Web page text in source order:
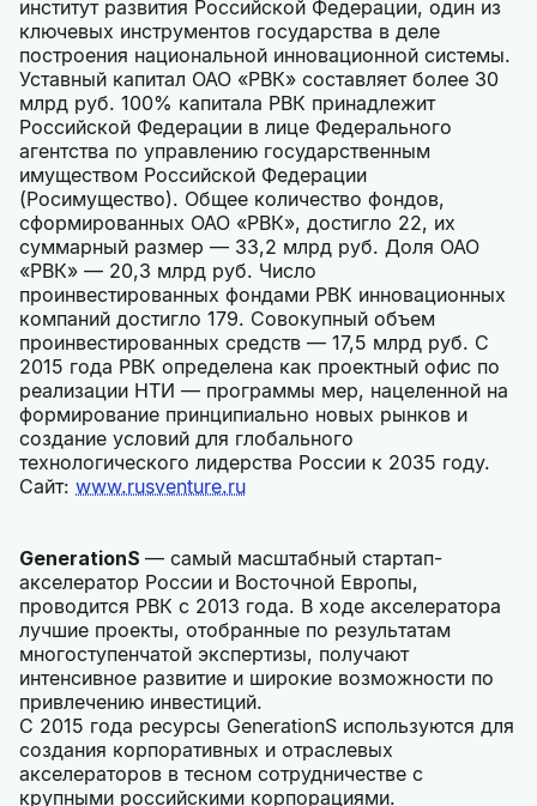
институт развития Российской Федерации, один из
ключевых инструментов государства в деле
построения национальной инновационной системы.
Уставный капитал ОАО «РВК» составляет более 30
млрд руб. 100% капитала РВК принадлежит
Российской Федерации в лице Федерального
агентства по управлению государственным
имуществом Российской Федерации
(Росимущество). Общее количество фондов,
сформированных ОАО «РВК», достигло 22, их
суммарный размер — 33,2 млрд руб. Доля ОАО
«РВК» — 20,3 млрд руб. Число
проинвестированных фондами РВК инновационных
компаний достигло 179. Совокупный объем
проинвестированных средств — 17,5 млрд руб. C
2015 года РВК определена как проектный офис по
реализации НТИ — программы мер, нацеленной на
формирование принципиально новых рынков и
создание условий для глобального
технологического лидерства России к 2035 году.
Сайт: www.rusventure.ru
GenerationS — самый масштабный стартап-
акселератор России и Восточной Европы,
проводится РВК с 2013 года. В ходе акселератора
лучшие проекты, отобранные по результатам
многоступенчатой экспертизы, получают
интенсивное развитие и широкие возможности по
привлечению инвестиций.
С 2015 года ресурсы GenerationS используются для
создания корпоративных и отраслевых
акселераторов в тесном сотрудничестве с
крупными российскими корпорациями.